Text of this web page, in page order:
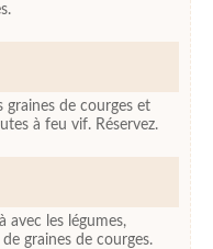
graines de courges et
à feu vif. Réservez.
avec les légumes,
graines de courges.